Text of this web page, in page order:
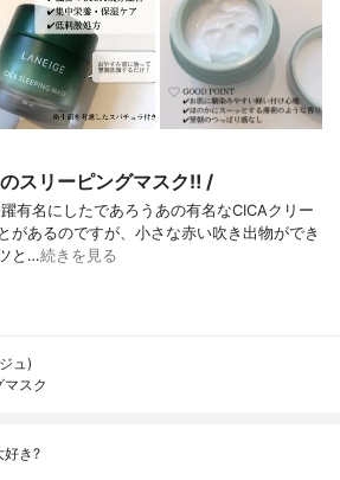
スリーピングマスク‼︎ /
有名にしたであろうあの有名なCICAクリー
があるのですが、小さな赤い吹き出物ができ
と…続きを見る
ュ)
スク
好き?